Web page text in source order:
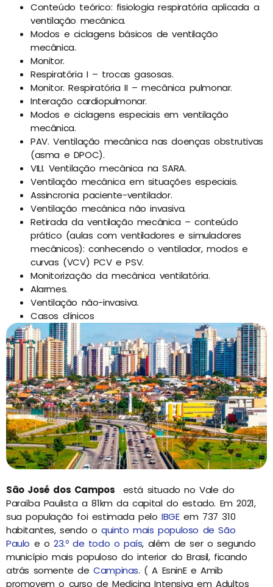
Conteúdo teórico: fisiologia respiratória aplicada a
ventilação mecânica.
Modos e ciclagens básicos de ventilação
mecânica.
Monitor.
Respiratória I – trocas gasosas.
Monitor. Respiratória II – mecânica pulmonar.
Interação cardiopulmonar.
Modos e ciclagens especiais em ventilação
mecânica.
PAV. Ventilação mecânica nas doenças obstrutivas
(asma e DPOC).
VILI. Ventilação mecânica na SARA.
Ventilação mecânica em situações especiais.
Assincronia paciente-ventilador.
Ventilação mecânica não invasiva.
Retirada da ventilação mecânica – conteúdo
prático (aulas com ventiladores e simuladores
mecânicos): conhecendo o ventilador, modos e
curvas (VCV) PCV e PSV.
Monitorização da mecânica ventilatória.
Alarmes.
Ventilação não-invasiva.
Casos clínicos
São José dos Campos está situado no Vale do
Paraíba Paulista a 81km da capital do estado. Em 2021,
sua população foi estimada peloIBGEem 737 310
habitantes,sendo oquinto mais populoso de São
Paulo e o 23.º de todo o país, além de ser o segundo
município mais populoso do interior do Brasil, ficando
atrás somente deCampinas. ( A EsninE e Amib
promovem o curso de Medicina Intensiva em Adultos